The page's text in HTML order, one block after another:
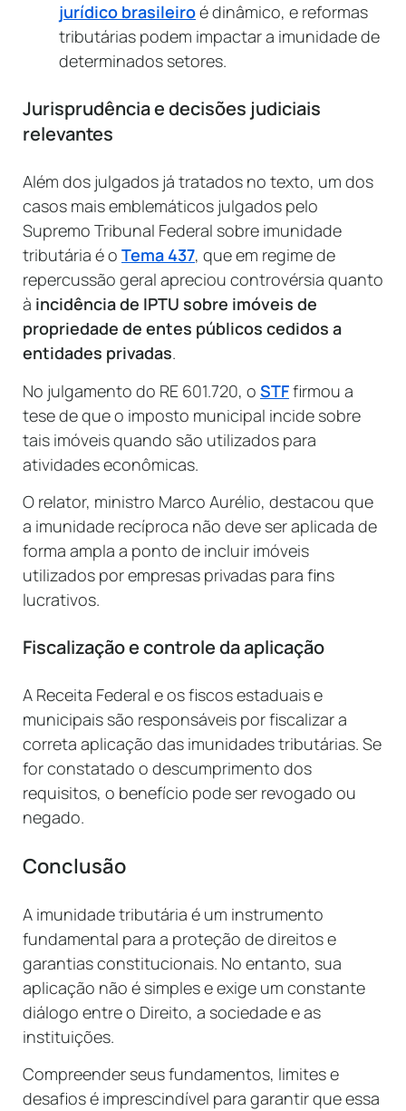
jurídico brasileiroé dinâmico, e reformas
tributárias podem impactar a imunidade de
determinados setores.
Jurisprudência e decisões judiciais
relevantes
Além dos julgados já tratados no texto, um dos
casos mais emblemáticos julgados pelo
Supremo Tribunal Federal sobre imunidade
tributária é o Tema 437, que em regime de
repercussão geral apreciou controvérsia quanto
à incidência de IPTU sobre imóveis de
propriedade de entes públicos cedidos a
entidades privadas.
No julgamento do RE 601.720, o STFfirmou a
tese de que o imposto municipal incide sobre
tais imóveis quando são utilizados para
atividades econômicas.
O relator, ministro Marco Aurélio, destacou que
a imunidade recíproca não deve ser aplicada de
forma ampla a ponto de incluir imóveis
utilizados por empresas privadas para fins
lucrativos.
Fiscalização e controle da aplicação
A Receita Federal e os fiscos estaduais e
municipais são responsáveis por fiscalizar a
correta aplicação das imunidades tributárias. Se
for constatado o descumprimento dos
requisitos, o benefício pode ser revogado ou
negado.
Conclusão
A imunidade tributária é um instrumento
fundamental para a proteção de direitos e
garantias constitucionais. No entanto, sua
aplicação não é simples e exige um constante
diálogo entre o Direito, a sociedade e as
instituições.
Compreender seus fundamentos, limites e
desafios é imprescindível para garantir que essa